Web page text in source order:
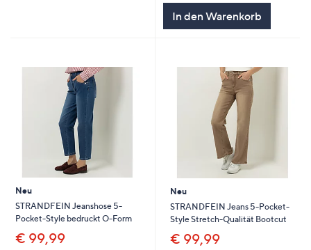
5
In den Warenkorb
Neu
STRANDFEIN Jeanshose 5-
Pocket-Style bedruckt O-Form
€ 99,99
Neu
STRANDFEIN Jeans 5-Pocket-
Style Stretch-Qualität Bootcut
€ 99,99